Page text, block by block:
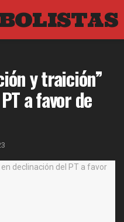
y traición”
a favor de